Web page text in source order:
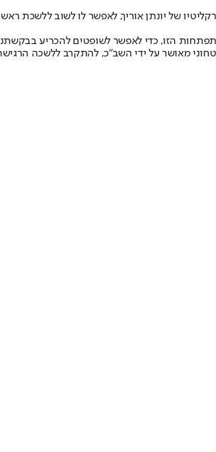
של יונתן אוריך, לאפשר לו לשוב ללשכת
הזו, כדי לאפשר לשופטים להכריע בבקשתנו
מאושר על ידי השב"כ, להתקרב ללשכה